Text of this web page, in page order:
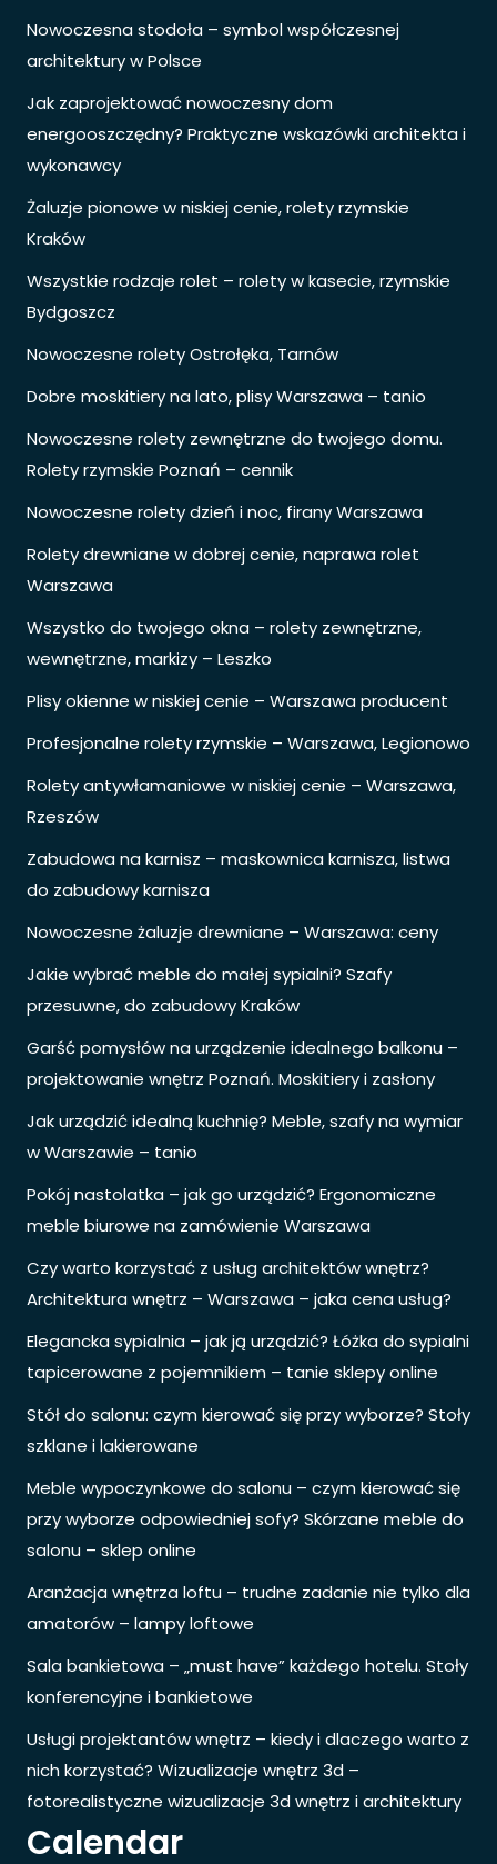
Nowoczesna stodoła – symbol współczesnej
architektury w Polsce
Jak zaprojektować nowoczesny dom
energooszczędny? Praktyczne wskazówki architekta i
wykonawcy
Żaluzje pionowe w niskiej cenie, rolety rzymskie
Kraków
Wszystkie rodzaje rolet – rolety w kasecie, rzymskie
Bydgoszcz
Nowoczesne rolety Ostrołęka, Tarnów
Dobre moskitiery na lato, plisy Warszawa – tanio
Nowoczesne rolety zewnętrzne do twojego domu.
Rolety rzymskie Poznań – cennik
Nowoczesne rolety dzień i noc, firany Warszawa
Rolety drewniane w dobrej cenie, naprawa rolet
Warszawa
Wszystko do twojego okna – rolety zewnętrzne,
wewnętrzne, markizy – Leszko
Plisy okienne w niskiej cenie – Warszawa producent
Profesjonalne rolety rzymskie – Warszawa, Legionowo
Rolety antywłamaniowe w niskiej cenie – Warszawa,
Rzeszów
Zabudowa na karnisz – maskownica karnisza, listwa
do zabudowy karnisza
Nowoczesne żaluzje drewniane – Warszawa: ceny
Jakie wybrać meble do małej sypialni? Szafy
przesuwne, do zabudowy Kraków
Garść pomysłów na urządzenie idealnego balkonu –
projektowanie wnętrz Poznań. Moskitiery i zasłony
Jak urządzić idealną kuchnię? Meble, szafy na wymiar
w Warszawie – tanio
Pokój nastolatka – jak go urządzić? Ergonomiczne
meble biurowe na zamówienie Warszawa
Czy warto korzystać z usług architektów wnętrz?
Architektura wnętrz – Warszawa – jaka cena usług?
Elegancka sypialnia – jak ją urządzić? Łóżka do sypialni
tapicerowane z pojemnikiem – tanie sklepy online
Stół do salonu: czym kierować się przy wyborze? Stoły
szklane i lakierowane
Meble wypoczynkowe do salonu – czym kierować się
przy wyborze odpowiedniej sofy? Skórzane meble do
salonu – sklep online
Aranżacja wnętrza loftu – trudne zadanie nie tylko dla
amatorów – lampy loftowe
Sala bankietowa – „must have” każdego hotelu. Stoły
konferencyjne i bankietowe
Usługi projektantów wnętrz – kiedy i dlaczego warto z
nich korzystać? Wizualizacje wnętrz 3d –
fotorealistyczne wizualizacje 3d wnętrz i architektury
Calendar